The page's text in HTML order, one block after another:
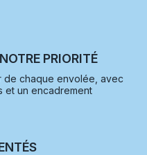
PRIORITÉ
chaque envolée, avec
et un encadrement